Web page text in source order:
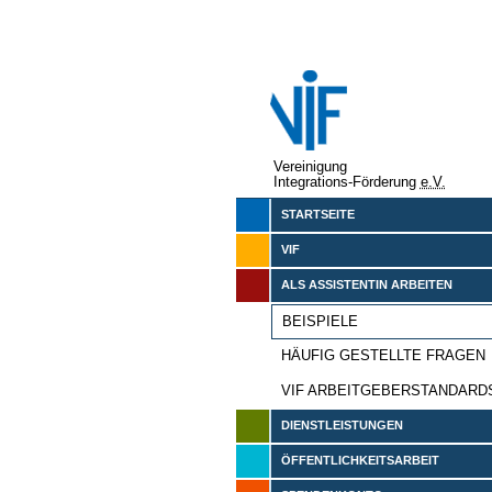
Vereinigung
Integrations-Förderung e.V.
STARTSEITE
VIF
ALS ASSISTENTIN ARBEITEN
BEISPIELE
HÄUFIG GESTELLTE FRAGEN
VIF
DIENSTLEISTUNGEN
ÖFFENTLICHKEITSARBEIT